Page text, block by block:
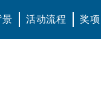
景 活动流程 奖项